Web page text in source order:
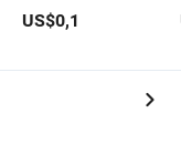
Kustom Standar
Otomotif Bagian
US$0,1